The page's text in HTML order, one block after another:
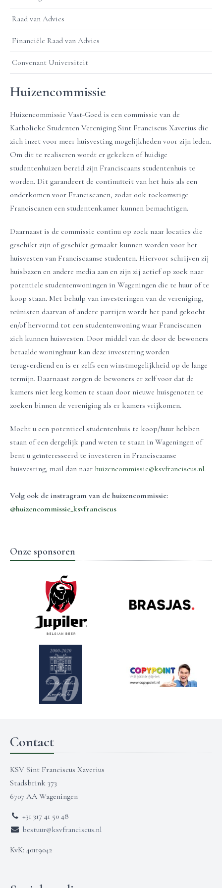
Raad van Advies
Financiële Raad van Advies
Convenant Universiteit
Huizencommissie
Huizencommissie Vast-Goed is een commissie van de
Katholieke Studenten Vereniging Sint Franciscus Xaverius die
zich inzet voor meer huisvesting mogelijkheden voor zijn leden.
Om dit te realiseren wordt er gekeken of huidige
studentenhuizen bereid zijn Franciscaans studentenhuis te
worden. Dit garandeert de continuïteit van het huis als een
onderkomen voor Franciscanen, zodat ook toekomstige
Franciscanen een studentenkamer kunnen bemachtigen.
Daarnaast is de commissie continu op zoek naar locaties die
geschikt zijn of geschikt gemaakt kunnen worden voor het
huisvesten van Franciscaanse studenten. Hiervoor schrijven zij
huisbazen en andere media aan en zijn zij actief op zoek naar
potentiele studentenwoningen in Wageningen die te huur of te
koop staan. Met behulp van investeringen van de vereniging,
reünisten daarvan of andere partijen wordt het pand gekocht
en/of hervormd tot een studentenwoning waar Franciscanen
zich kunnen huisvesten. Door middel van de door de bewoners
betaalde woninghuur kan deze investering worden
terugverdiend en is er zelfs een winstmogelijkheid op de lange
termijn. Daarnaast zorgen de bewoners er zelf voor dat de
kamers niet leeg komen te staan door nieuwe huisgenoten te
zoeken binnen de vereniging als er kamers vrijkomen.
Mocht u een potentieel studentenhuis te koop/huur hebben
staan of een dergelijk pand weten te staan in Wageningen of
bent u geïnteresseerd te investeren in Franciscaanse
huisvesting, mail dan naar huizencommissie@ksvfranciscus.nl.
Volg ook de instragram van de huizencommissie:
@huizencommissie_ksvfranciscus
Onze sponsoren
Contact
KSV Sint Franciscus Xaverius
Stadsbrink 373
6707 AA Wageningen
+31 317 41 50 48
bestuur@ksvfranciscus.nl
KvK: 40119042